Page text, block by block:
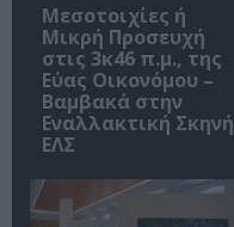
Μεσοτοιχίες ή
Μικρή Προσευχή
στις 3κ46 π.μ., της
Εύας Οικονόμου –
Βαμβακά στην
Εναλλακτική Σκηνή
ΕΛΣ